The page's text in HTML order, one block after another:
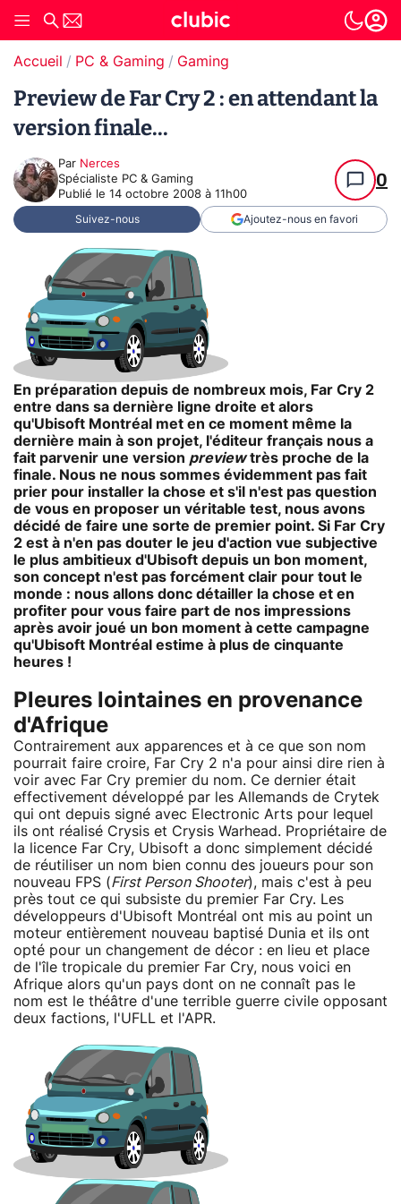
Accueil PC & Gaming Gaming
Preview de Far Cry 2 : en attendant la
version finale...
Par Nerces
Spécialiste PC & Gaming
Publié le 14 octobre 2008 à 11h00
0
Suivez-nous Ajoutez-nous en favori
En préparation depuis de nombreux mois, Far Cry 2
entre dans sa dernière ligne droite et alors
qu'Ubisoft Montréal met en ce moment même la
dernière main à son projet, l'éditeur français nous a
fait parvenir une version previewtrès proche de la
finale. Nous ne nous sommes évidemment pas fait
prier pour installer la chose et s'il n'est pas question
de vous en proposer un véritable test, nous avons
décidé de faire une sorte de premier point. Si Far Cry
2 est à n'en pas douter le jeu d'action vue subjective
le plus ambitieux d'Ubisoft depuis un bon moment,
son concept n'est pas forcément clair pour tout le
monde : nous allons donc détailler la chose et en
profiter pour vous faire part de nos impressions
après avoir joué un bon moment à cette campagne
qu'Ubisoft Montréal estime à plus de cinquante
heures !
Pleures lointaines en provenance
d'Afrique
Contrairement aux apparences et à ce que son nom
pourrait faire croire, Far Cry 2 n'a pour ainsi dire rien à
voir avec Far Cry premier du nom. Ce dernier était
effectivement développé par les Allemands de Crytek
qui ont depuis signé avec Electronic Arts pour lequel
ils ont réalisé Crysis et Crysis Warhead. Propriétaire de
la licence Far Cry, Ubisoft a donc simplement décidé
de réutiliser un nom bien connu des joueurs pour son
nouveau FPS (First Person Shooter), mais c'est à peu
près tout ce qui subsiste du premier Far Cry. Les
développeurs d'Ubisoft Montréal ont mis au point un
moteur entièrement nouveau baptisé Dunia et ils ont
opté pour un changement de décor : en lieu et place
de l'île tropicale du premier Far Cry, nous voici en
Afrique alors qu'un pays dont on ne connaît pas le
nom est le théâtre d'une terrible guerre civile opposant
deux factions, l'UFLL et l'APR.